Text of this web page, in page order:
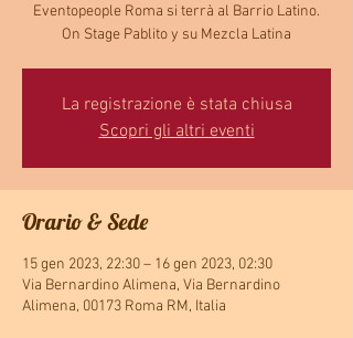
Eventopeople Roma si terrà al Barrio Latino.
On Stage Pablito y su Mezcla Latina
La registrazione è stata chiusa
Scopri gli altri eventi
Orario & Sede
15 gen 2023, 22:30 – 16 gen 2023, 02:30
Via Bernardino Alimena, Via Bernardino
Alimena, 00173 Roma RM, Italia